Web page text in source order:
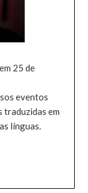
25 de
eventos
traduzidas em
línguas.